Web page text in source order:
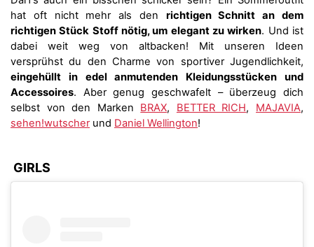
hat oft nicht mehr als den richtigen Schnitt an dem
richtigen Stück Stoff nötig, um elegant zu wirken. Und ist
dabei weit weg von altbacken! Mit unseren Ideen
versprühst du den Charme von sportiver Jugendlichkeit,
eingehüllt in edel anmutenden Kleidungsstücken und
Accessoires. Aber genug geschwafelt – überzeug dich
selbst von den Marken BRAX, BETTER RICH, MAJAVIA,
sehen!wutscherund Daniel Wellington!
GIRLS